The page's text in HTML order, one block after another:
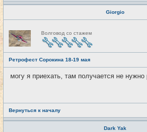
Giorgio
Н
е
в
с
е
т
и
Волговод со стажем
Ретрофест Сорокина 18-19 мая
могу я приехать, там получается не нужно
Вернуться к началу
Dark Yak